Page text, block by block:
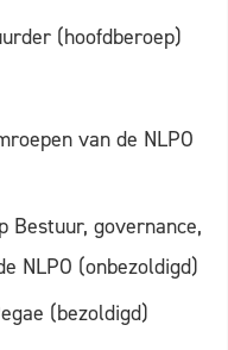
(hoofdberoep)
van de NLPO
Bestuur, governance,
NLPO (onbezoldigd)
(bezoldigd)